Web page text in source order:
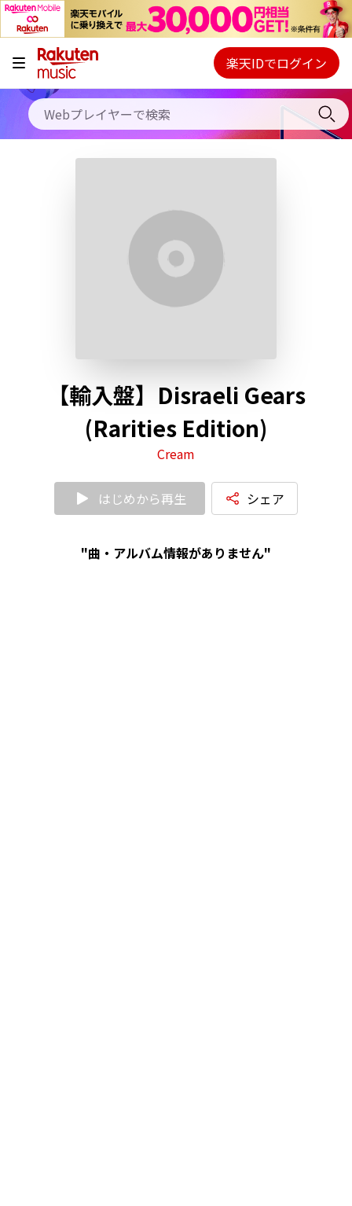
キャンペーン
料金プラン
使い方
Webプレイヤー
ご契約内容の確認・変更
楽天IDでログイン
【輸入盤】Disraeli Gears
(Rarities Edition)
Cream
はじめから再生 シェア
"曲・アルバム情報がありません"